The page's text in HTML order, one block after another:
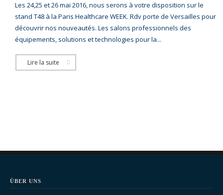
Les 24,25 et 26 mai 2016, nous serons à votre disposition sur le
stand T48 à la Paris Healthcare WEEK. Rdv porte de Versailles pour
découvrir nos nouveautés. Les salons professionnels des
équipements, solutions et technologies pour la...
Lire la suite
ÜBER UNS